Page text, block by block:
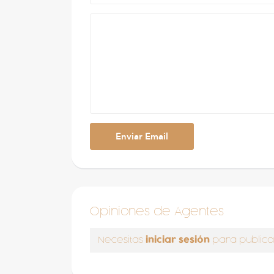
Opiniones de Agentes
Necesitas iniciar sesión para